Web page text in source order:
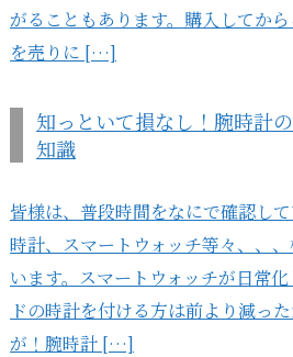
がることもあります。購入してか
を売りに […]
知っといて損なし！腕時計
知識
皆様は、普段時間をなにで確認し
時計、スマートウォッチ等々、、
います。スマートウォッチが日常
ドの時計を付ける方は前より減っ
が！腕時計 […]